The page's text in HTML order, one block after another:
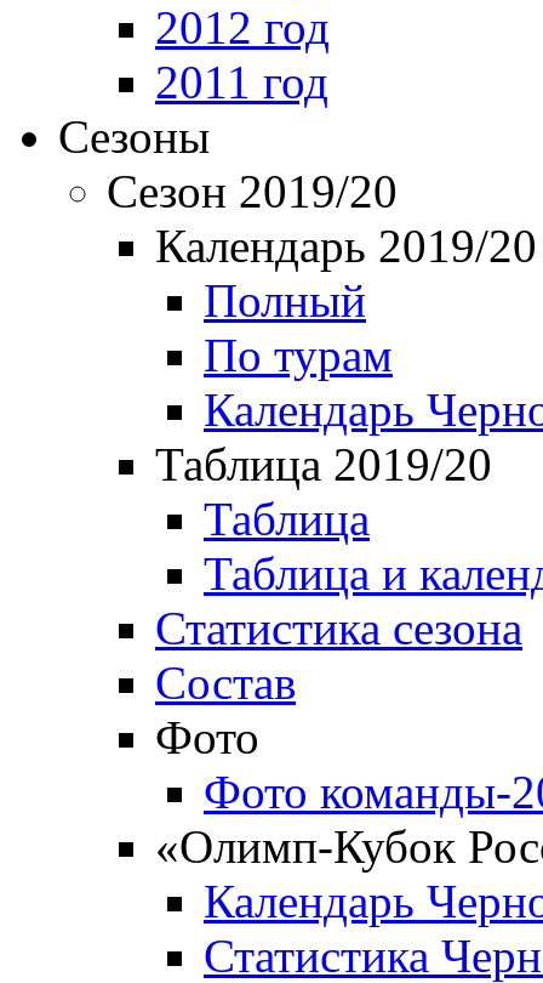
2012 год
2011 год
Сезоны
Сезон 2019/20
Календарь 2019/20
Полный
По турам
Календарь
Таблица 2019/20
Таблица
Таблица и
Статистика сезона
Состав
Фото
Фото команды-
«Олимп-Кубок
Календарь
Статистика